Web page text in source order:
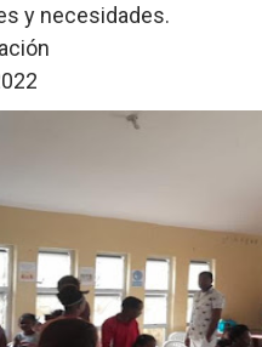
y necesidades.